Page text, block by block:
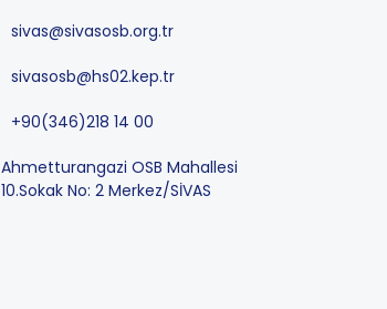
sivas@sivasosb.org.tr
sivasosb@hs02.kep.tr
+90(346)218 14 00
Ahmetturangazi OSB Mahallesi
10.Sokak No: 2 Merkez/SİVAS